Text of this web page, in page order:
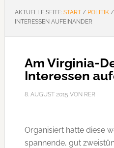
AKTUELLE SEITE: START / POLITIK /
INTERESSEN AUFEINANDER
Am Virginia-
Interessen
8. AUGUST 2015 VON RER
Organisiert hatte diese
spannende, gut